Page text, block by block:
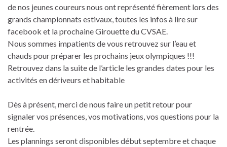
de nos jeunes coureurs nous ont représenté fièrement lors des
grands championnats estivaux, toutes les infos à lire sur
facebook et la prochaine Girouette du CVSAE.
Nous sommes impatients de vous retrouvez sur l’eau et
chauds pour préparer les prochains jeux olympiques !!!
Retrouvez dans la suite de l’article les grandes dates pour les
activités en dériveurs et habitable
Dès à présent, merci de nous faire un petit retour pour
signaler vos présences, vos motivations, vos questions pour la
rentrée.
Les plannings seront disponibles début septembre et chaque